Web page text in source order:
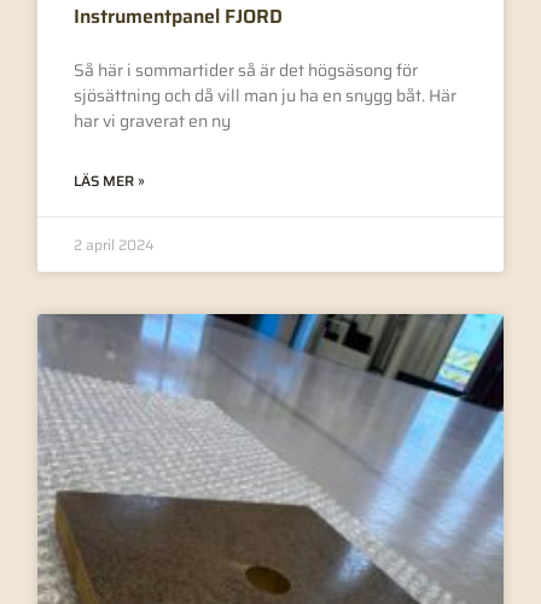
Instrumentpanel FJORD
Så här i sommartider så är det högsäsong för
sjösättning och då vill man ju ha en snygg båt. Här
har vi graverat en ny
LÄS MER »
2 april 2024